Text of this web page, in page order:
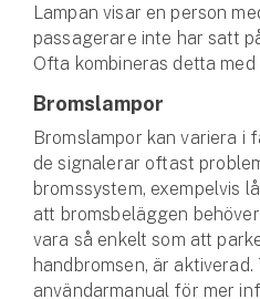
Lampan visar en person
passagerare inte har satt
Ofta kombineras detta
Bromslampor
Bromslampor kan variera i
de signalerar oftast
bromssystem, exempelvis
att bromsbeläggen
vara så enkelt som att
handbromsen, är aktiverad.
användarmanual för mer